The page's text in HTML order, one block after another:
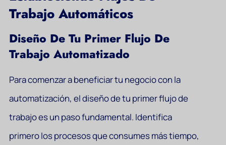
Trabajo Automáticos
Diseño De Tu Primer Flujo De
Trabajo Automatizado
Para comenzar a beneficiar tu negocio con la
automatización, el diseño de tu primer flujo de
trabajo es un paso fundamental. Identifica
primero los procesos que consumes más tiempo,